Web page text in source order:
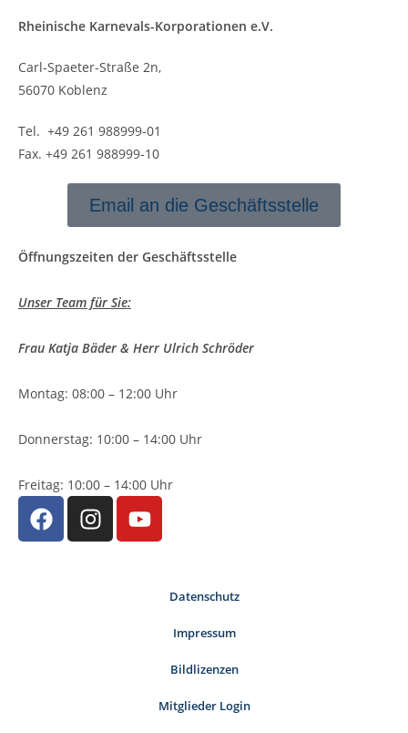
Rheinische Karnevals-Korporationen e.V.
Carl-Spaeter-Straße 2n,
56070 Koblenz
Tel. +49 261 988999-01
Fax. +49 261 988999-10
Email an die Geschäftsstelle
Öffnungszeiten der Geschäftsstelle
Unser Team für Sie:
Frau Katja Bäder & Herr Ulrich Schröder
Montag: 08:00 – 12:00 Uhr
Donnerstag: 10:00 – 14:00 Uhr
Freitag: 10:00 – 14:00 Uhr
Datenschutz
Impressum
Bildlizenzen
Mitglieder Login